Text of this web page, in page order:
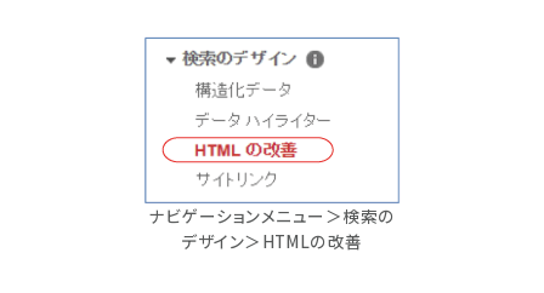
ナビゲーションメニュー＞検索の
デザイン＞HTMLの改善